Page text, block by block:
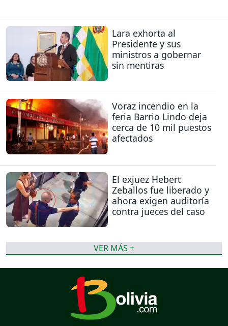
Lara exhorta al
Presidente y sus
ministros a gobernar
sin mentiras
Voraz incendio en la
feria Barrio Lindo deja
cerca de 10 mil puestos
afectados
El exjuez Hebert
Zeballos fue liberado y
ahora exigen auditoría
contra jueces del caso
VER MÁS +